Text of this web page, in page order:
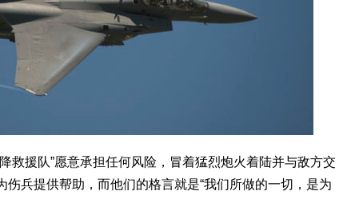
救援队”愿意承担任何风险，冒着猛烈炮火着陆并与敌方交
兵提供帮助，而他们的格言就是“我们所做的一切，是为